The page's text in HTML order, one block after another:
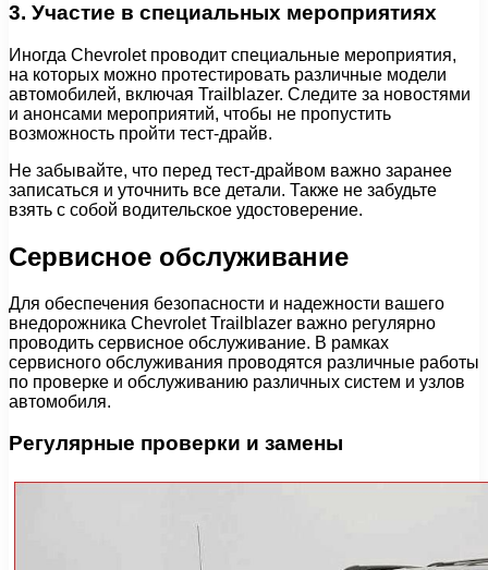
3. Участие в специальных мероприятиях
Иногда Chevrolet проводит специальные мероприятия,
на которых можно протестировать различные модели
автомобилей, включая Trailblazer. Следите за новостями
и анонсами мероприятий, чтобы не пропустить
возможность пройти тест-драйв.
Не забывайте, что перед тест-драйвом важно заранее
записаться и уточнить все детали. Также не забудьте
взять с собой водительское удостоверение.
Сервисное обслуживание
Для обеспечения безопасности и надежности вашего
внедорожника Chevrolet Trailblazer важно регулярно
проводить сервисное обслуживание. В рамках
сервисного обслуживания проводятся различные работы
по проверке и обслуживанию различных систем и узлов
автомобиля.
Регулярные проверки и замены